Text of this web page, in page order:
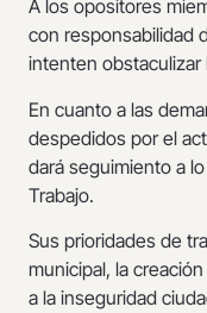
A los opositores
con responsabilidad
intenten
En cuanto a las
despedidos por el
dará seguimiento a
Trabajo.
Sus prioridades de
municipal, la
a la inseguridad